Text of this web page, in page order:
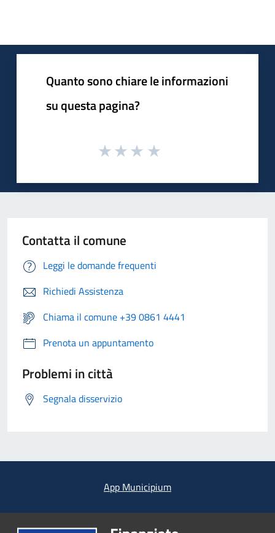
Quanto sono chiare le informazioni
su questa pagina?
Contatta il comune
Leggi le domande frequenti
Richiedi Assistenza
Chiama il comune +39 0861 4441
Prenota un appuntamento
Problemi in città
Segnala disservizio
App Municipium